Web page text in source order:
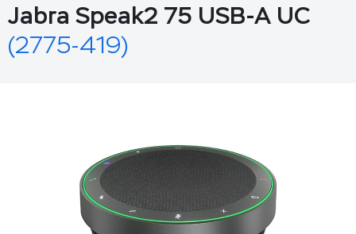
Jabra Speak2 75 USB-A UC
(2775-419)